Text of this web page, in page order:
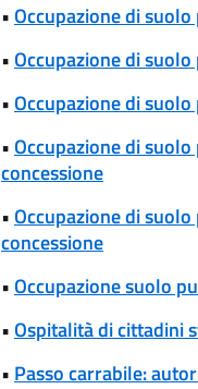
•Occupazione di
•Occupazione di
•Occupazione di
•Occupazione di
concessione
•Occupazione di
concessione
•Occupazione suolo
•Ospitalità di cittadini
• Passo carrabile: